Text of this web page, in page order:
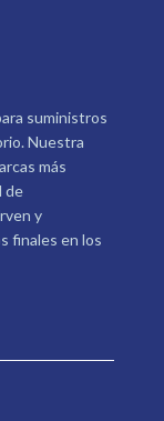
suministros
Nuestra
más
de
y
finales en los